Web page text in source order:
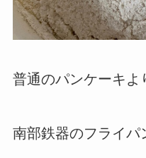
普通のパンケーキよ
南部鉄器のフライパ